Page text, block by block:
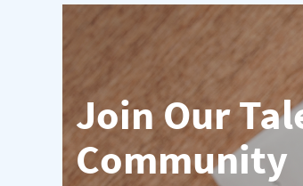
Join Our
Community